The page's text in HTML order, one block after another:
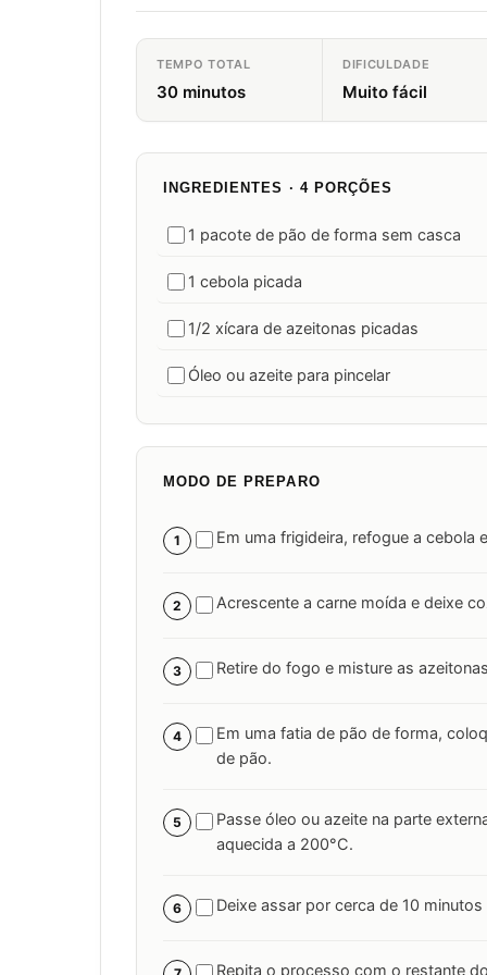
TEMPO TOTAL
30 minutos
DIFICULDADE
Muito fácil
INGREDIENTES · 4 PORÇÕES
1 pacote de pão de forma sem casca
1 cebola picada
1/2 xícara de azeitonas picadas
Óleo ou azeite para pincelar
MODO DE PREPARO
1 Em uma frigideira, refogue a
2 Acrescente a carne moída e deixe
3 Retire do fogo e misture as
4
Em uma fatia de pão de forma,
de pão.
5
Passe óleo ou azeite na parte
aquecida a 200°C.
6 Deixe assar por cerca de 10
Repita o processo com o restante